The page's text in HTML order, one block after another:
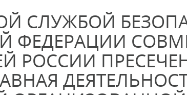
СЛУЖБОЙ
ФЕДЕРАЦИИ
РОССИИ